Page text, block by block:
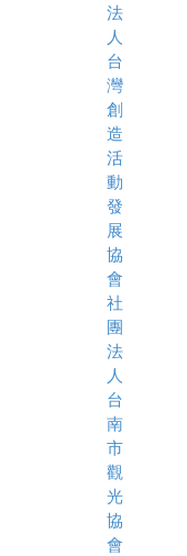
法
人
台
灣
創
造
活
動
發
展
協
會
社
團
法
人
台
南
市
觀
光
協
會